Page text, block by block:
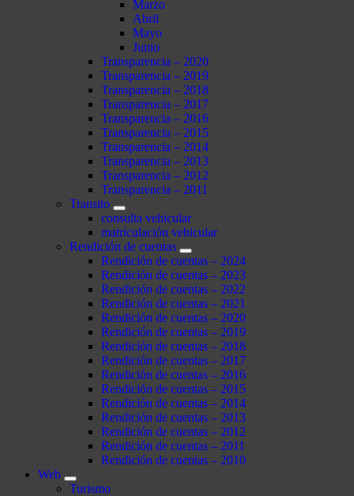
Marzo
Abril
Mayo
Junio
Transparencia – 2020
Transparencia – 2019
Transparencia – 2018
Transparencia – 2017
Transparencia – 2016
Transparencia – 2015
Transparencia – 2014
Transparencia – 2013
Transparencia – 2012
Transparencia – 2011
Transito
consulta vehicular
matriculación vehicular
Rendición de cuentas
Rendición de cuentas – 2024
Rendición de cuentas – 2023
Rendición de cuentas – 2022
Rendición de cuentas – 2021
Rendición de cuentas – 2020
Rendición de cuentas – 2019
Rendición de cuentas – 2018
Rendición de cuentas – 2017
Rendición de cuentas – 2016
Rendición de cuentas – 2015
Rendición de cuentas – 2014
Rendición de cuentas – 2013
Rendición de cuentas – 2012
Rendición de cuentas – 2011
Rendición de cuentas – 2010
Web
Turismo